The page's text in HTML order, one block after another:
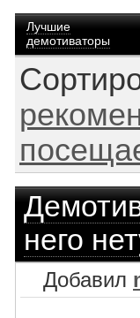
Лучшие
демотиваторы
него
Добавил